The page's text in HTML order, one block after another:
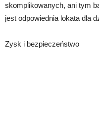
skomplikowanych, ani tym
jest odpowiednia lokata dla
Zysk i bezpieczeństwo